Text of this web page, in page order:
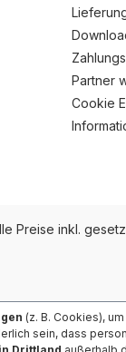
Partner
Cookie
Preise inkl.
(z. B. Cookies),
sein, dass